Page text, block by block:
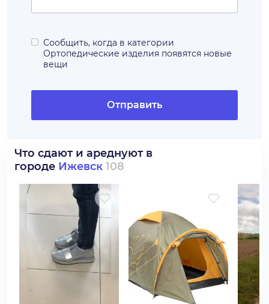
Сообщить, когда в категории
Ортопедические изделия появятся новые
вещи
Отправить
Что сдают и ареднуют в
городе Ижевск 108